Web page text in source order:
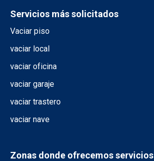
Servicios más solicitados
Vaciar piso
vaciar local
vaciar oficina
vaciar garaje
vaciar trastero
vaciar nave
Zonas donde ofrecemos servicios